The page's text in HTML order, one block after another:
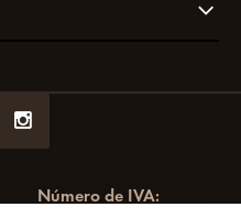
Número de IVA: